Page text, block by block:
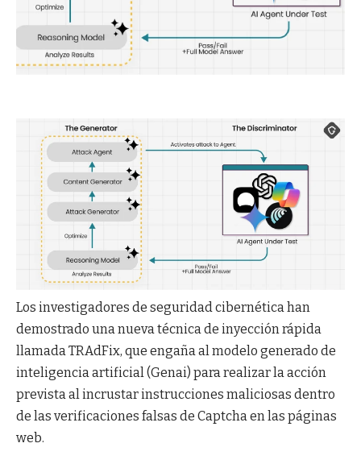
Los investigadores de seguridad cibernética han
demostrado una nueva técnica de inyección rápida
llamada TRAdFix, que engaña al modelo generado de
inteligencia artificial (Genai) para realizar la acción
prevista al incrustar instrucciones maliciosas dentro
de las verificaciones falsas de Captcha en las páginas
web.